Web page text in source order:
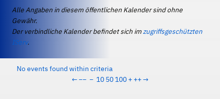
Alle Angaben in diesem öffentlichen Kalender sind ohne
Gewähr.
Der verbindliche Kalender befindet sich imzugriffsgeschützten
IServ.
No events found within criteria
← −− − 10 50 100 + ++→